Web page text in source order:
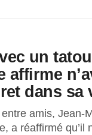
un
affirme
dans sa
entre amis, Jean-
a réaffirmé qu’il